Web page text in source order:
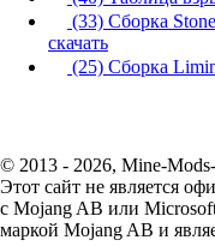
(33) Сборка
скачать
(25) Сборка
© 2013 - 2026, Mine-
Этот сайт не является
с Mojang AB или
маркой Mojang AB и